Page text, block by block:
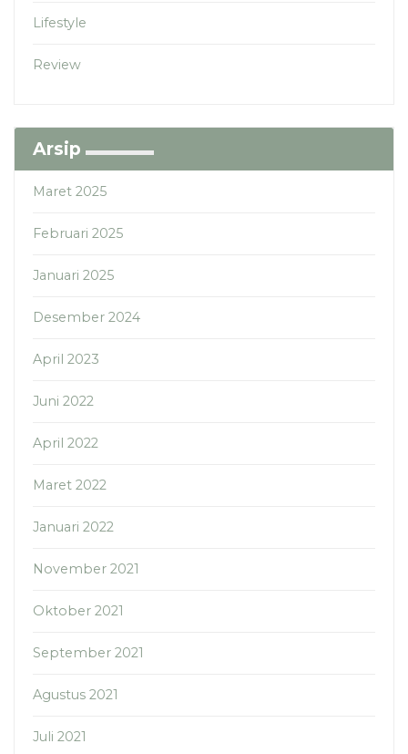
Lifestyle
Review
Arsip
Maret 2025
Februari 2025
Januari 2025
Desember 2024
April 2023
Juni 2022
April 2022
Maret 2022
Januari 2022
November 2021
Oktober 2021
September 2021
Agustus 2021
Juli 2021